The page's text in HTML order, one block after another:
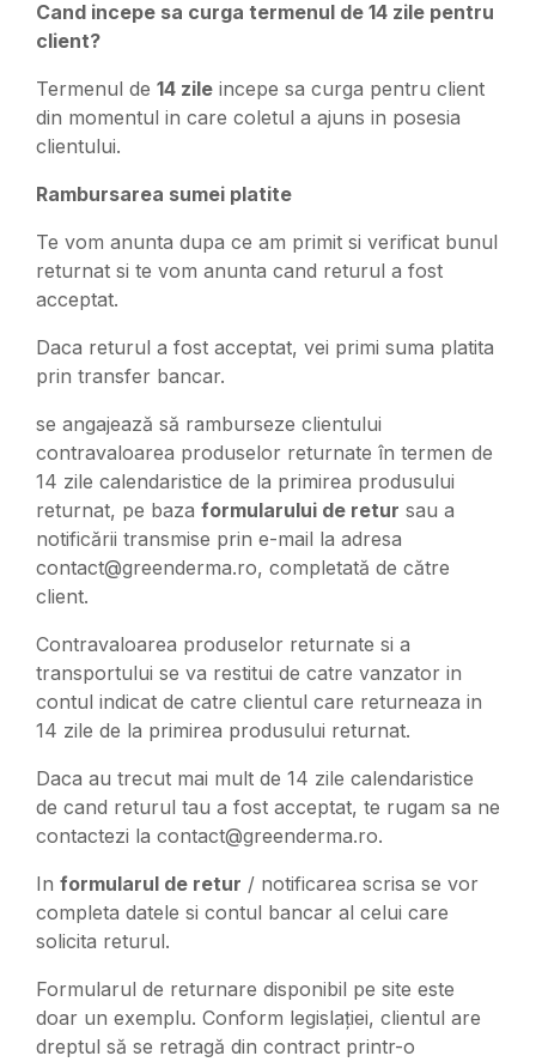
Cand incepe sa curga termenul de 14 zile pentru
client?
Termenul de 14 zile incepe sa curga pentru client
din momentul in care coletul a ajuns in posesia
clientului.
Rambursarea sumei platite
Te vom anunta dupa ce am primit si verificat bunul
returnat si te vom anunta cand returul a fost
acceptat.
Daca returul a fost acceptat, vei primi suma platita
prin transfer bancar.
se angajează să ramburseze clientului
contravaloarea produselor returnate în termen de
14 zile calendaristice de la primirea produsului
returnat, pe baza formularului de retur sau a
notificării transmise prin e-mail la adresa
contact@greenderma.ro, completată de către
client.
Contravaloarea produselor returnate si a
transportului se va restitui de catre vanzator in
contul indicat de catre clientul care returneaza in
14 zile de la primirea produsului returnat.
Daca au trecut mai mult de 14 zile calendaristice
de cand returul tau a fost acceptat, te rugam sa ne
contactezi la contact@greenderma.ro.
In formularul de retur / notificarea scrisa se vor
completa datele si contul bancar al celui care
solicita returul.
Formularul de returnare disponibil pe site este
doar un exemplu. Conform legislației, clientul are
dreptul să se retragă din contract printr-o